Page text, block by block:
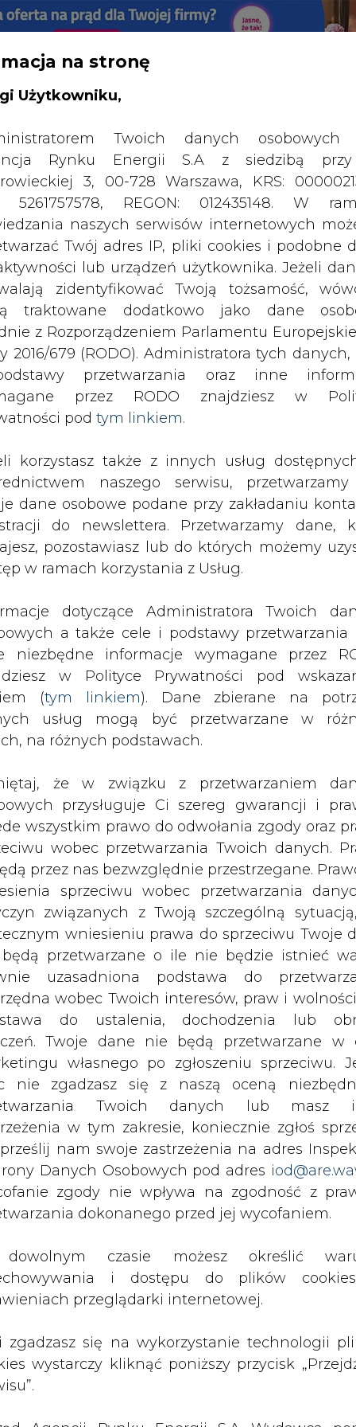
ZMIANY KADROWE NA RYNKU
na stronę
Użytkowniku,
Twoich danych osobowych
Rynku Energii S.A z siedzibą
3, 00-728 Warszawa, KRS:
5261757578, REGON: 012435148. W
naszych serwisów internetowych
Twój adres IP, pliki cookies i podobne
lub urządzeń użytkownika. Jeżeli
zidentyfikować Twoją tożsamość,
traktowane dodatkowo jako dane
z Rozporządzeniem Parlamentu
2016/679 (RODO). Administratora tych danych,
przetwarzania oraz inne
przez RODO znajdziesz w
pod tym linkiem.
korzystasz także z innych usług
naszego serwisu,
dane osobowe podane przy zakładaniu
do newslettera. Przetwarzamy dane,
pozostawiasz lub do których możemy
w ramach korzystania z Usług.
dotyczące Administratora Twoich
a także cele i podstawy przetwarzania
niezbędne informacje wymagane przez
w Polityce Prywatności pod
(tym linkiem). Dane zbierane na
usług mogą być przetwarzane w
na różnych podstawach.
że w związku z przetwarzaniem
przysługuje Ci szereg gwarancji i
wszystkim prawo do odwołania zgody oraz
wobec przetwarzania Twoich danych.
przez nas bezwzględnie przestrzegane.
sprzeciwu wobec przetwarzania
związanych z Twoją szczególną
wniesieniu prawa do sprzeciwu Twoje
przetwarzane o ile nie będzie istnieć
uzasadniona podstawa do
wobec Twoich interesów, praw i
do ustalenia, dochodzenia lub
Twoje dane nie będą przetwarzane w
własnego po zgłoszeniu sprzeciwu.
nie zgadzasz się z naszą oceną
Twoich danych lub masz
w tym zakresie, koniecznie zgłoś
prześlij nam swoje zastrzeżenia na adres
Danych Osobowych pod adres
zgody nie wpływa na zgodność z
dokonanego przed jej wycofaniem.
czasie możesz określić
i dostępu do plików
przeglądarki internetowej.
zgadzasz się na wykorzystanie technologii
wystarczy kliknąć poniższy przycisk
drukuj skomentuj udostępnij:
w firmy naftowe i
źródła gazety Wiedomosti w
rozważa podwyżkę podatku od
Władimira Putina o
do 2018 roku. Gazeta pozyskała
w ministerstwach finansów i
naftowego. Są możliwe dwie formuły.
przez Rosnieft manewr podatkowy polegają
w zamian za podwyższenie
cła z 59 procent w 2014 roku do 30 w
z 493 do 919 rubli za tonę. W ten
podatki, co pozwoliłoby jej lepiej radzić
Obie koncepcje z różnymi parametrami
tym roku średnia cena ropy naftowej
do 50 dolarów, na czym stracił prawie 1 bln
Cięcie wydatków o 830 mld lub 1,4 bln
emerytalnego o pół roku i obniżenie
rocznym powyżej 500 tysięcy rubli.
– czyli sześć razy mniej, niż planuje
poprosił o dodatkowy miesiąc na
publikacji do szkoleń treningowych LLM.